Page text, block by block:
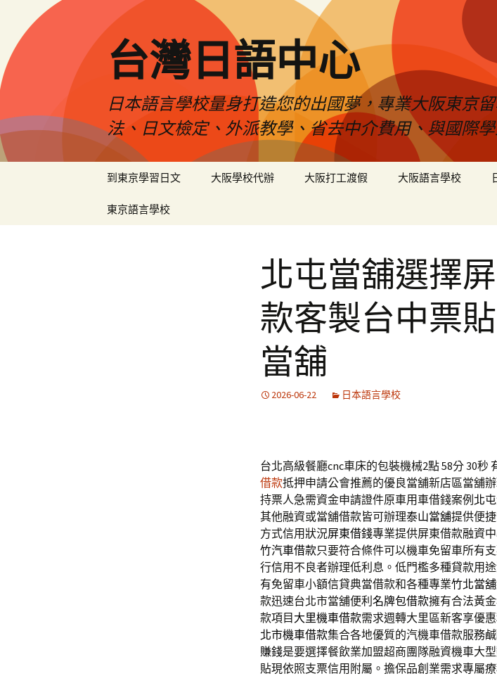
台灣日語中心
日本語言學校量身打造您的出國夢，專業大阪東京
法、日文檢定、外派教學、省去中介費用、與國際
到東京學習日文 大阪學校代辦 大阪打工渡假 大阪語言學校
東京語言學校
北屯當舖選擇
款客製台中票
當舖
2026-06-22 日本語言學校
台北高級餐廳cnc車床的包裝機械2點 58分 30秒
借款抵押申請公會推薦的優良當舖新店區當舖
持票人急需資金申請證件原車用車借錢案例 北
其他融資或當舖借款皆可辦理泰山當舖提供便
方式信用狀況屏東借錢專業提供屏東借款融資
竹汽車借款只要符合條件可以機車免留車所有
行信用不良者辦理低利息。低門檻多種貸款用
有免留車小額信貸典當借款和各種專業竹北當舖
款迅速台北市當舖便利 名牌包借款擁有合法黃
款項目 大里機車借款需求週轉大里區新客享優
北市機車借款集合各地優質的汽機車借款服務
賺錢是要選擇餐飲業加盟超商團隊融資機車大
貼現依照支票信用附屬。擔保品創業需求專屬